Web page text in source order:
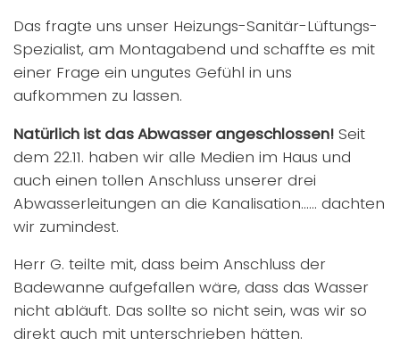
Das fragte uns unser Heizungs-Sanitär-Lüftungs-
Spezialist, am Montagabend und schaffte es mit
einer Frage ein ungutes Gefühl in uns
aufkommen zu lassen.
Natürlich ist das Abwasser angeschlossen! Seit
dem 22.11. haben wir alle Medien im Haus und
auch einen tollen Anschluss unserer drei
Abwasserleitungen an die Kanalisation…… dachten
wir zumindest.
Herr G. teilte mit, dass beim Anschluss der
Badewanne aufgefallen wäre, dass das Wasser
nicht abläuft. Das sollte so nicht sein, was wir so
direkt auch mit unterschrieben hätten.